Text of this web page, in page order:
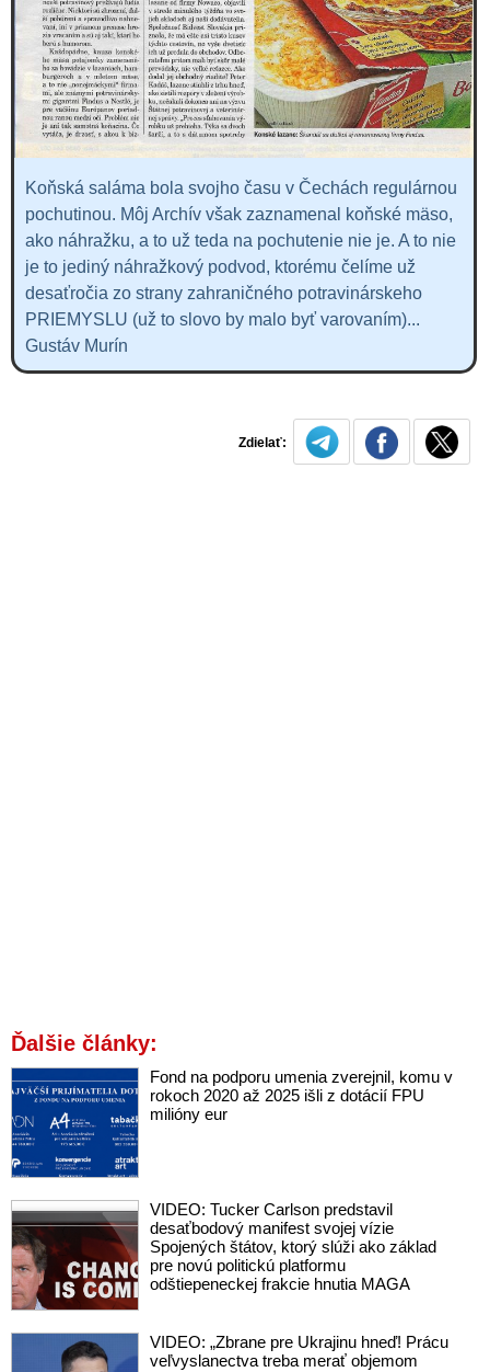
Koňská saláma bola svojho času v Čechách regulárnou
pochutinou. Môj Archív však zaznamenal koňské mäso,
ako náhražku, a to už teda na pochutenie nie je. A to nie
je to jediný náhražkový podvod, ktorému čelíme už
desaťročia zo strany zahraničného potravinárskeho
PRIEMYSLU (už to slovo by malo byť varovaním)...
Gustáv Murín
Zdielať:
Ďalšie články:
Fond na podporu umenia zverejnil, komu v
rokoch 2020 až 2025 išli z dotácií FPU
milióny eur
VIDEO: Tucker Carlson predstavil
desaťbodový manifest svojej vízie
Spojených štátov, ktorý slúži ako základ
pre novú politickú platformu
odštiepeneckej frakcie hnutia MAGA
VIDEO: „Zbrane pre Ukrajinu hneď! Prácu
veľvyslanectva treba merať objemom